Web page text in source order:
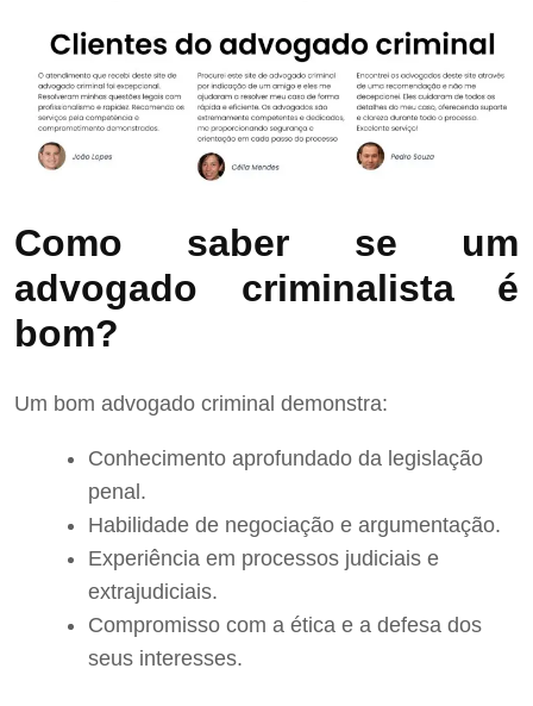
Como saber se um
advogado criminalista é
bom?
Um bom advogado criminal demonstra:
Conhecimento aprofundado da legislação
penal.
Habilidade de negociação e argumentação.
Experiência em processos judiciais e
extrajudiciais.
Compromisso com a ética e a defesa dos
seus interesses.